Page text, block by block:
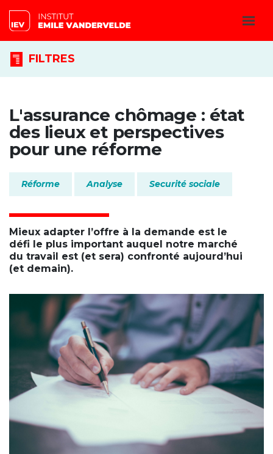
FILTRES
L'assurance chômage : état
des lieux et perspectives
pour une réforme
Réforme Analyse Securité sociale
Mieux adapter l’offre à la demande est le
défi le plus important auquel notre marché
du travail est (et sera) confronté aujourd’hui
(et demain).